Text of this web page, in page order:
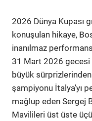
2026 Dünya Kupası
konuşulan hikaye,
inanılmaz
31 Mart 2026 gecesi
büyük
şampiyonu İtalya’yı
mağlup eden Sergej
Mavilileri üst üste